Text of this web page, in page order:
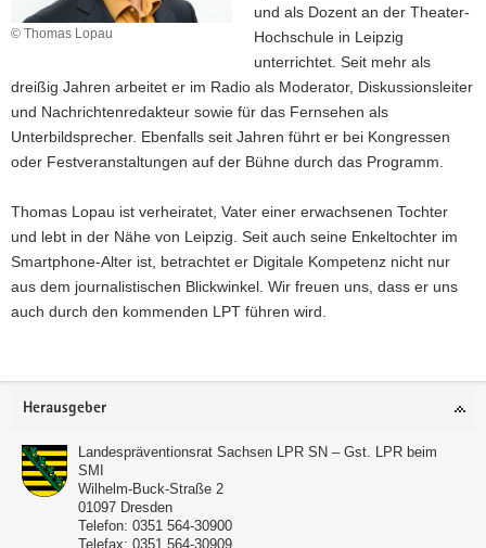
© Thomas Lopau
und als Dozent an der Theater-
Hochschule in Leipzig
unterrichtet. Seit mehr als
dreißig Jahren arbeitet er im Radio als Moderator, Diskussionsleiter
und Nachrichtenredakteur sowie für das Fernsehen als
Unterbildsprecher. Ebenfalls seit Jahren führt er bei Kongressen
oder Festveranstaltungen auf der Bühne durch das Programm.
Thomas Lopau ist verheiratet, Vater einer erwachsenen Tochter
und lebt in der Nähe von Leipzig. Seit auch seine Enkeltochter im
Smartphone-Alter ist, betrachtet er Digitale Kompetenz nicht nur
aus dem journalistischen Blickwinkel. Wir freuen uns, dass er uns
auch durch den kommenden LPT führen wird.
Footer-
Herausgeber
Landespräventionsrat Sachsen LPR SN – Gst. LPR beim
SMI
Wilhelm-Buck-Straße 2
01097 Dresden
Telefon: 0351 564-30900
Telefax: 0351 564-30909